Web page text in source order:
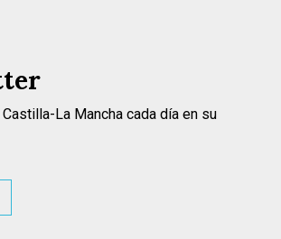
La Mancha cada día en su